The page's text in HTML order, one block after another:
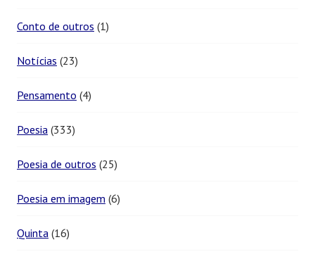
Conto de outros (1)
Notícias (23)
Pensamento (4)
Poesia (333)
Poesia de outros (25)
Poesia em imagem (6)
Quinta (16)